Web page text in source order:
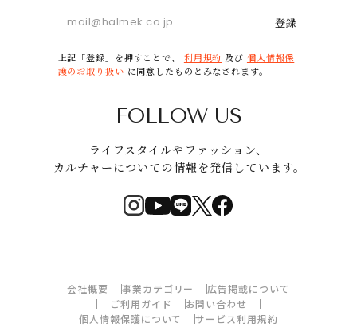
登録
上記「登録」を押すことで、 利用規約 及び 個人情報保
護のお取り扱い に同意したものとみなされます。
FOLLOW US
ライフスタイルやファッション、
カルチャーについての情報を発信しています。
会社概要 事業カテゴリー
広告掲載について
ご利用ガイド
お問い合わせ
個人情報保護について
サービス利用規約